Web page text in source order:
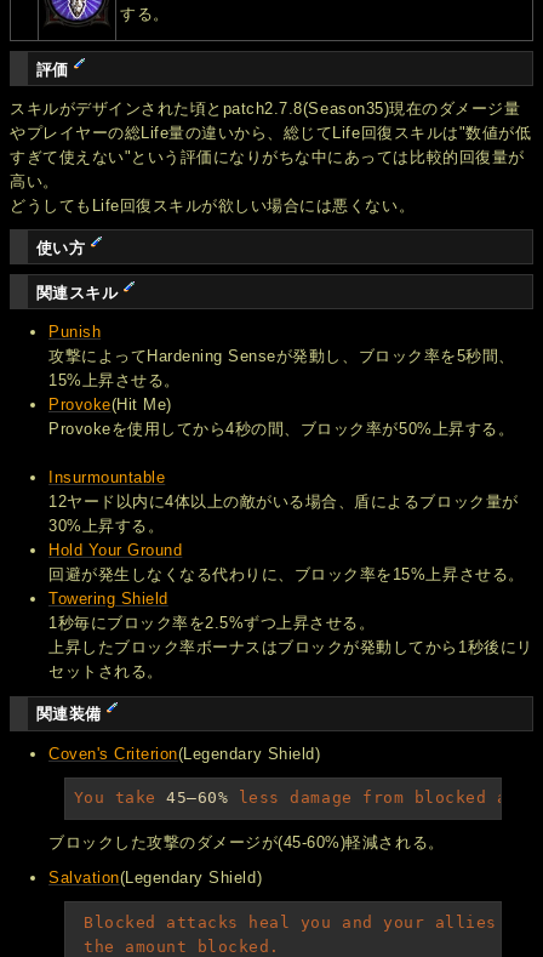
する。
評価
スキルがデザインされた頃とpatch2.7.8(Season35)現在のダメージ量
やプレイヤーの総Life量の違いから、総じてLife回復スキルは"数値が低
すぎて使えない"という評価になりがちな中にあっては比較的回復量が
高い。
どうしてもLife回復スキルが欲しい場合には悪くない。
使い方
関連スキル
Punish
攻撃によってHardening Senseが発動し、ブロック率を5秒間、
15%上昇させる。
Provoke(Hit Me)
Provokeを使用してから4秒の間、ブロック率が50%上昇する。
Insurmountable
12ヤード以内に4体以上の敵がいる場合、盾によるブロック量が
30%上昇する。
Hold Your Ground
回避が発生しなくなる代わりに、ブロック率を15%上昇させる。
Towering Shield
1秒毎にブロック率を2.5%ずつ上昇させる。
上昇したブロック率ボーナスはブロックが発動してから1秒後にリ
セットされる。
関連装備
Coven's Criterion(Legendary Shield)
You take 45–60% less damage from blocked
ブロックした攻撃のダメージが(45-60%)軽減される。
Salvation(Legendary Shield)
Blocked attacks heal you and your allies
the amount blocked.